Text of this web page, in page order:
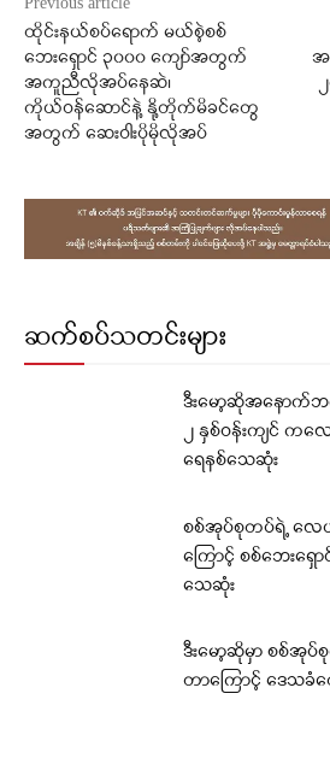
ထိုင်းနယ်စပ်ရောက် မယ်စဲ့စစ်
ဘေးရှောင် ၃၀၀၀ ကျော်အတွက်
အကူညီလိုအပ်နေဆဲ၊
ကိုယ်ဝန်ဆောင်နဲ့ နို့တိုက်မိခင်တွေ
အတွက် ဆေးဝါးပိုမိုလိုအပ်
အ
ဆက်စပ်သတင်းများ
ဒီးမော့ဆိုအနောက်ဘ
၂ နှစ်ဝန်းကျင် က
ရေနစ်သေဆုံး
စစ်အုပ်စုတပ်ရဲ့ လေ
ကြောင့် စစ်ဘေးရှေ
သေဆုံး
ဒီးမော့ဆိုမှာ စစ်အုပ်
တာကြောင့် ဒေသခံ